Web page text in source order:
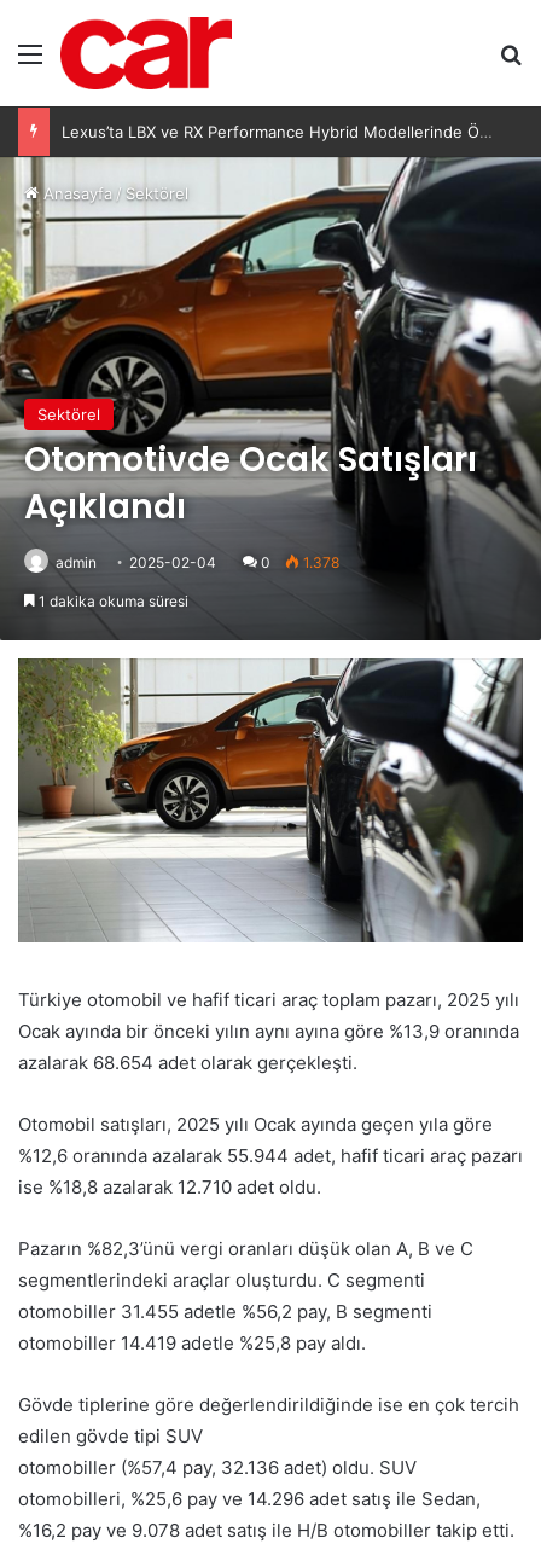
Menü
Lexus’ta LBX ve RX Performance Hybrid Modellerinde Özel Fiyat Avantajı
Anasayfa /Sektörel
Sektörel
Otomotivde Ocak Satışları
Açıklandı
admin 2025-02-04 0 1.378
1 dakika okuma süresi
Türkiye otomobil ve hafif ticari araç toplam pazarı, 2025 yılı
Ocak ayında bir önceki yılın aynı ayına göre %13,9 oranında
azalarak 68.654 adet olarak gerçekleşti.
Otomobil satışları, 2025 yılı Ocak ayında geçen yıla göre
%12,6 oranında azalarak 55.944 adet, hafif ticari araç pazarı
ise %18,8 azalarak 12.710 adet oldu.
Pazarın %82,3’ünü vergi oranları düşük olan A, B ve C
segmentlerindeki araçlar oluşturdu. C segmenti
otomobiller 31.455 adetle %56,2 pay, B segmenti
otomobiller 14.419 adetle %25,8 pay aldı.
Gövde tiplerine göre değerlendirildiğinde ise en çok tercih
edilen gövde tipi SUV
otomobiller (%57,4 pay, 32.136 adet) oldu. SUV
otomobilleri, %25,6 pay ve 14.296 adet satış ile Sedan,
%16,2 pay ve 9.078 adet satış ile H/B otomobiller takip etti.